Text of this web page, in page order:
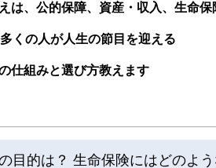
は、公的保障、資産・収入、生命保
くの人が人生の節目を迎える
仕組みと選び方教えます
目的は？ 生命保険にはどのよ